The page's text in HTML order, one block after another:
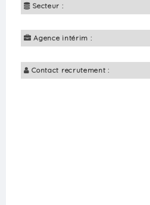
Secteur :
Agence intérim :
Contact recrutement :